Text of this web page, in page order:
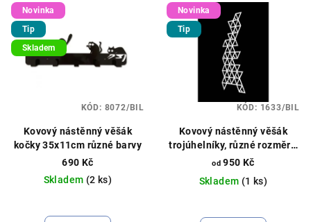
Novinka
Tip
Skladem
Kovový nástěnný věšák
kočky 35x11cm různé barvy
690 Kč
Skladem (2 ks)
hodnocení
KÓD: 8072/BIL
Novinka
Tip
Kovový nástěnný věšák
trojúhelníky, různé rozměry,
různé barvy
od 950 Kč
Skladem (1 ks)
KÓD: 1633/BIL